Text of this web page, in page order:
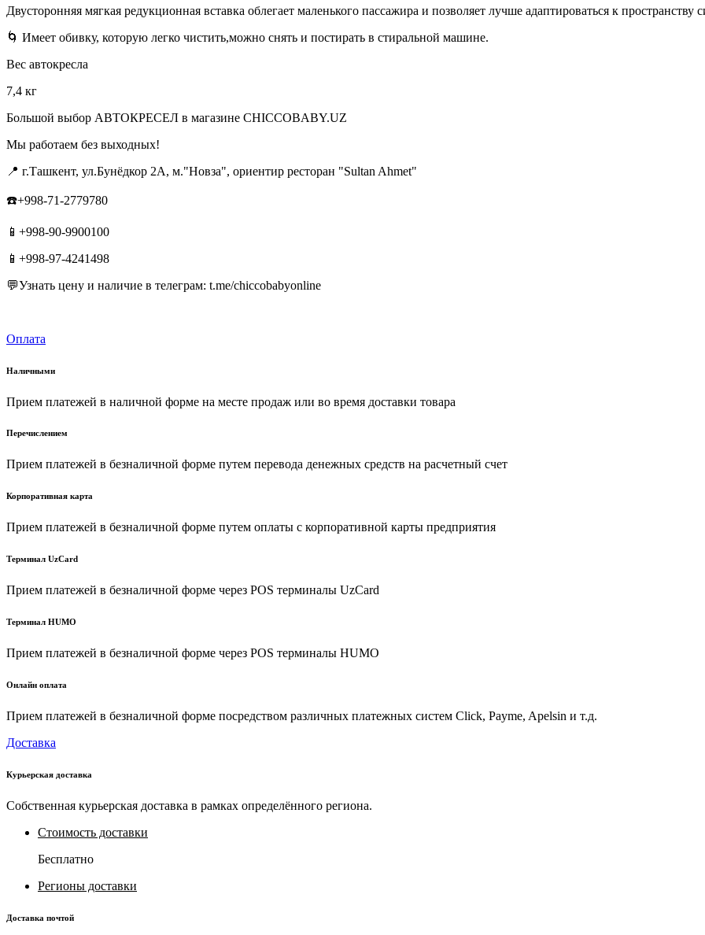
Двусторонняя мягкая редукционная вставка облегает маленького пассажира и позволяет лучше адаптироваться к пространству
🌀 Имеет обивку, которую легко чистить,можно снять и постирать в стиральной машине.
Вес автокресла
7,4 кг
Большой выбор АВТОКРЕСЕЛ в магазине CHICCOBABY.UZ
Мы работаем без выходных!
📍 г.Ташкент, ул.Бунёдкор 2А, м."Новза", ориентир ресторан "Sultan Ahmet"
☎️+998-71-2779780
📱+998-90-9900100
📱+998-97-4241498
💬Узнать цену и наличие в телеграм: t.me/chiccobabyonline
Оплата
Наличными
Прием платежей в наличной форме на месте продаж или во время доставки товара
Перечислением
Прием платежей в безналичной форме путем перевода денежных средств на расчетный счет
Корпоративная карта
Прием платежей в безналичной форме путем оплаты с корпоративной карты предприятия
Терминал UzCard
Прием платежей в безналичной форме через POS терминалы UzCard
Терминал HUMO
Прием платежей в безналичной форме через POS терминалы HUMO
Онлайн оплата
Прием платежей в безналичной форме посредством различных платежных систем Click, Payme, Apelsin и т.д.
Доставка
Курьерская доставка
Собственная курьерская доставка в рамках определённого региона.
Стоимость доставки
Бесплатно
Регионы доставки
Доставка почтой